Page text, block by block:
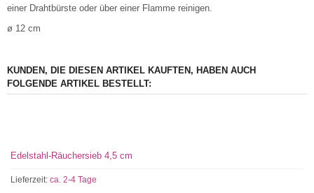
einer Drahtbürste oder über einer Flamme reinigen.
ø 12 cm
KUNDEN, DIE DIESEN ARTIKEL KAUFTEN, HABEN AUCH
FOLGENDE ARTIKEL BESTELLT:
Edelstahl-Räuchersieb 4,5 cm
Lieferzeit: ca. 2-4 Tage